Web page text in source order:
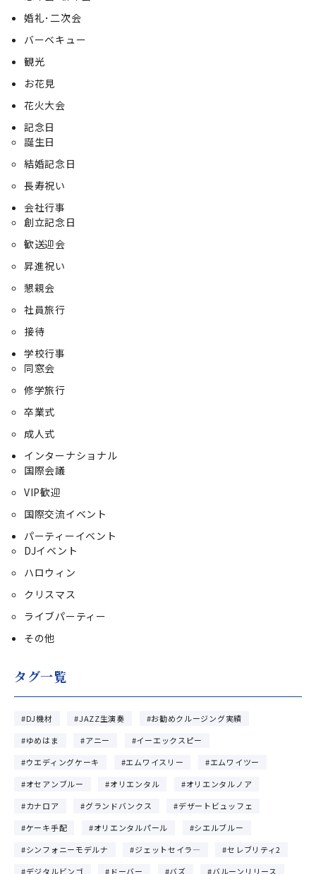
婚礼･二次会
バーベキュー
観光
お花見
花火大会
記念日
誕生日
結婚記念日
長寿祝い
会社行事
創立記念日
歓送迎会
昇進祝い
懇親会
社員旅行
接待
学校行事
同窓会
修学旅行
卒業式
成人式
インターナショナル
国際会議
VIP歓迎
国際交流イベント
パーティーイベント
DJイベント
ハロウィン
クリスマス
ライブパーティー
その他
タグ一覧
DJ機材 JAZZ生演奏
お勧めクルージング実績
ゆめはま
アニー
イーエックスピー
ウエディングケーキ
エムワイスリー
エムワイツー
オセアンブルー
オリエンタル
オリエンタルノア
カナロア
グランドバンクス
デザートビュッフェ
ケーキ手配
オリエンタルパール
シエルブルー
シンフォニーモデルナ
ジェットセイラ―
セレブリティ2
デジタルビンゴ
ドーバー バズ
バルーンリリース